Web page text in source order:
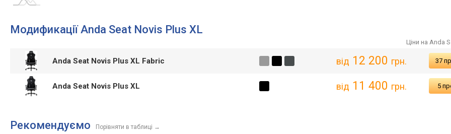
Модификації Anda Seat Novis Plus XL
Ціни на Anda
Anda Seat Novis Plus XL Fabric від 12 200 грн. 37
Anda Seat Novis Plus XL від 11 400 грн. 5
Рекомендуємо Порівняти в таблиці →